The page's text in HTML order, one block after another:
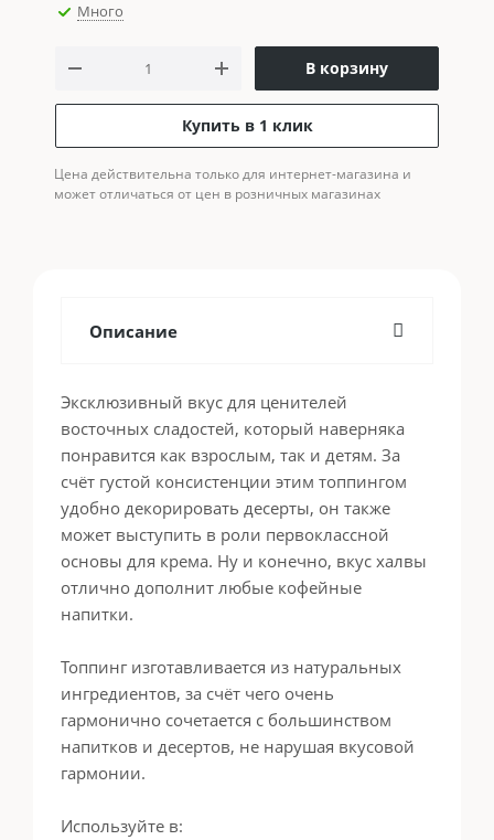
Много
В корзину
Купить в 1 клик
Цена действительна только для интернет-магазина и
может отличаться от цен в розничных магазинах
Описание
Эксклюзивный вкус для ценителей
восточных сладостей, который наверняка
понравится как взрослым, так и детям. За
счёт густой консистенции этим топпингом
удобно декорировать десерты, он также
может выступить в роли первоклассной
основы для крема. Ну и конечно, вкус халвы
отлично дополнит любые кофейные
напитки.
Топпинг изготавливается из натуральных
ингредиентов, за счёт чего очень
гармонично сочетается с большинством
напитков и десертов, не нарушая вкусовой
гармонии.
Используйте в: